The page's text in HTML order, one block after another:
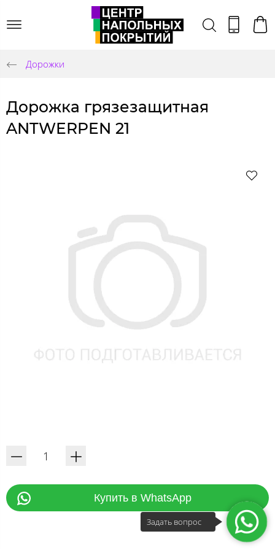
Дорожки
Дорожка грязезащитная
ANTWERPEN 21
Купить в WhatsApp
Задать вопрос